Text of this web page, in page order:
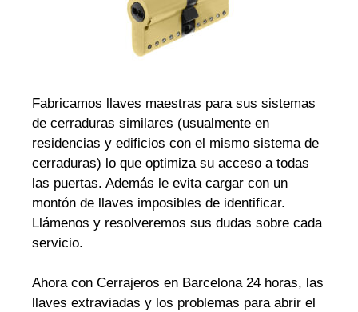
Fabricamos llaves maestras para sus sistemas
de cerraduras similares (usualmente en
residencias y edificios con el mismo sistema de
cerraduras) lo que optimiza su acceso a todas
las puertas. Además le evita cargar con un
montón de llaves imposibles de identificar.
Llámenos y resolveremos sus dudas sobre cada
servicio.
Ahora con Cerrajeros en Barcelona 24 horas, las
llaves extraviadas y los problemas para abrir el